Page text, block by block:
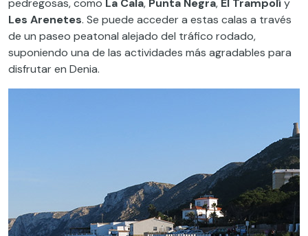
pedregosas, como La Cala, Punta Negra, El Trampolíy
Les Arenetes. Se puede acceder a estas calas a través
de un paseo peatonal alejado del tráfico rodado,
suponiendo una de las actividades más agradables para
disfrutar en Denia.